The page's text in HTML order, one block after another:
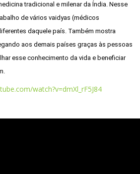
tradicional e milenar da Índia. Nesse
de vários vaidyas (médicos
daquele país. Também mostra
aos demais países graças às pessoas
esse conhecimento da vida e beneficiar
watch?v=dmXl_rF5J84